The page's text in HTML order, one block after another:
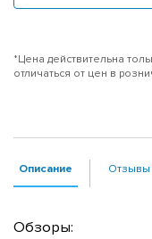
*Цена действительна
отличаться от цен в
Описание Отзывы
Обзоры: